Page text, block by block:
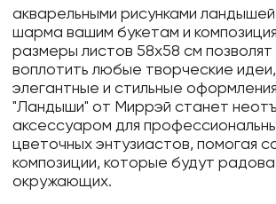
акварельными рисунками
шарма вашим букетам и
размеры листов 58х58 см позволят
воплотить любые творческие
элегантные и стильные
"Ландыши" от Миррэй станет
аксессуаром для
цветочных энтузиастов, помогая
композиции, которые будут
окружающих.